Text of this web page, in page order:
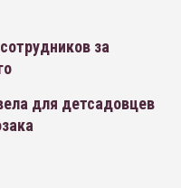
за
для детсадовцев